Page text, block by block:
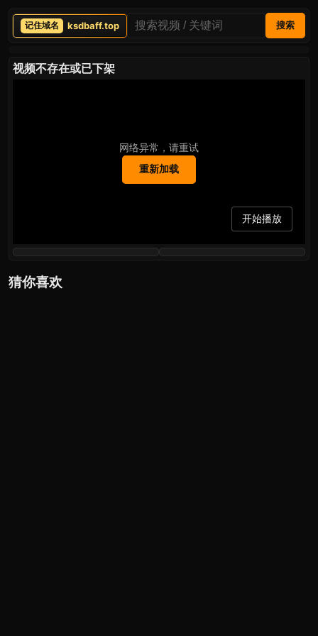
ksdbaff.top 搜索
视频不存在或已下架
网络异常，请重试
重新加载
开始播放
猜你喜欢